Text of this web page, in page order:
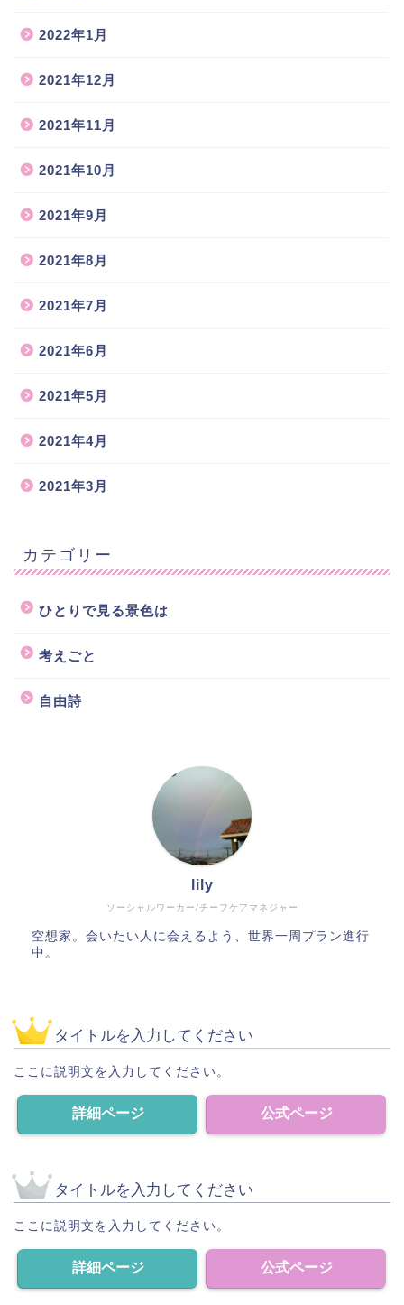
2022年1月
2021年12月
2021年11月
2021年10月
2021年9月
2021年8月
2021年7月
2021年6月
2021年5月
2021年4月
2021年3月
カテゴリー
ひとりで見る景色は
考えごと
自由詩
ソーシャルワーカー/チーフケアマネジャー
lily
空想家。会いたい人に会えるよう、世界一周プラン進行
中。
タイトルを入力してください
ここに説明文を入力してください。
詳細ページ 公式ページ
タイトルを入力してください
ここに説明文を入力してください。
詳細ページ 公式ページ